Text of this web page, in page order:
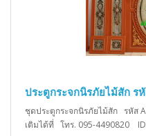
ประตูกระจกนิรภัยไม้สัก ร
ชุดประตูกระจกนิรภัยไม้สัก รหัส
เติมได้ที่ โทร. 095-